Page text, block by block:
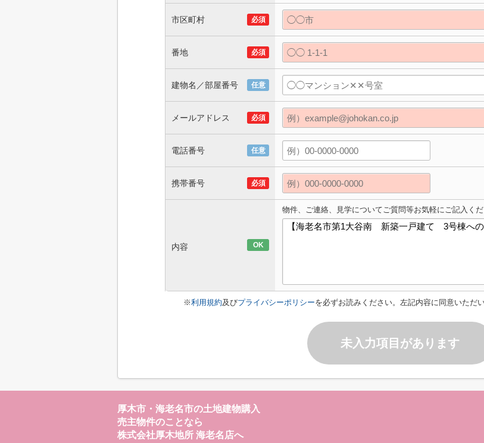
市区町村 必須
番地 必須
建物名／部屋番号 任意
メールアドレス 必須
電話番号 任意
携帯番号 必須
内容 OK
物件、ご連絡、見学についてご質問等お気軽にご記入く
※利用規約及びプライバシーポリシーを必ずお読みください。左記内容に同意いただ
未入力項目があります
厚木市・海老名市の土地建物購入
売主物件のことなら
株式会社厚木地所 海老名店へ